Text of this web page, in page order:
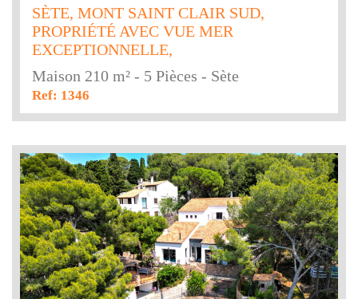
SÈTE, MONT SAINT CLAIR SUD,
PROPRIÉTÉ AVEC VUE MER
EXCEPTIONNELLE,
Maison 210 m² - 5 Pièces - Sète
Ref: 1346